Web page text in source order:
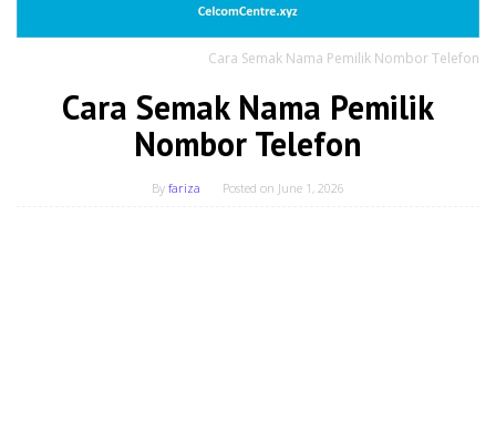
Cara Semak Nama Pemilik Nombor Telefon
Cara Semak Nama Pemilik
Nombor Telefon
By fariza Posted on June 1, 2026